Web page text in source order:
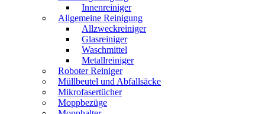
Innenreiniger
Allgemeine Reinigung
Allzweckreiniger
Glasreiniger
Waschmittel
Metallreiniger
Roboter Reiniger
Müllbeutel und Abfallsäcke
Mikrofasertücher
Moppbezüge